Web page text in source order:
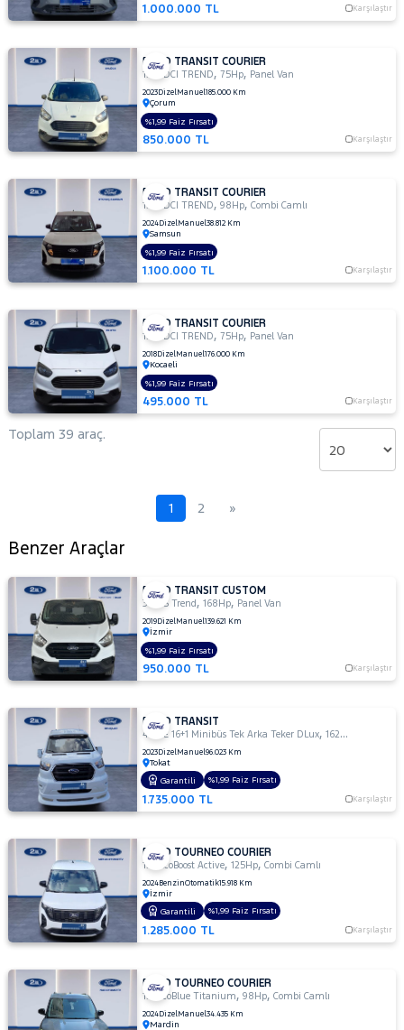
1.000.000 TL Karşılaştır
FORD TRANSIT COURIER
1.5 TDCI TREND,75Hp, Panel Van
2023DizelManuel185.000 Km
Çorum
850.000 TL Karşılaştır
%1,99 Faiz Fırsatı
FORD TRANSIT COURIER
1.5 TDCI TREND,98Hp,Combi Camlı
2024DizelManuel38.812 Km
Samsun
1.100.000 TL Karşılaştır
%1,99 Faiz Fırsatı
FORD TRANSIT COURIER
1.5 TDCI TREND,75Hp, Panel Van
2018DizelManuel176.000 Km
Kocaeli
495.000 TL Karşılaştır
%1,99 Faiz Fırsatı
Toplam 39 araç.
1 2 »
Benzer Araçlar
FORD TRANSIT CUSTOM
340 S Trend ,168Hp, Panel Van
2019DizelManuel139.621 Km
İzmir
950.000 TL Karşılaştır
%1,99 Faiz Fırsatı
FORD TRANSIT
440 E 16+1 Minibüs Tek Arka Teker DLux,162Hp
2023DizelManuel96.023 Km
Tokat
1.735.000 TL Karşılaştır
Garantili %1,99 Faiz Fırsatı
FORD TOURNEO COURIER
1.0 EcoBoost Active,125Hp,Combi Camlı
2024BenzinOtomatik15.918 Km
İzmir
1.285.000 TL Karşılaştır
Garantili %1,99 Faiz Fırsatı
FORD TOURNEO COURIER
1.5 EcoBlue Titanium,98Hp,Combi Camlı
2024DizelManuel34.435 Km
Mardin